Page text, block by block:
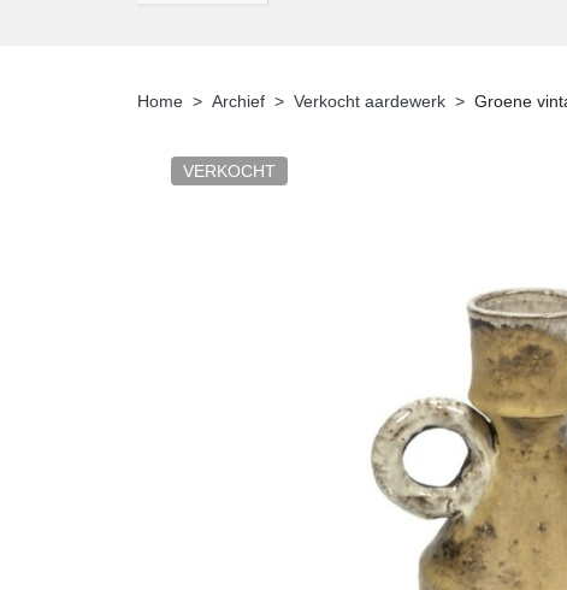
Home Archief Verkocht aardewerk Groene
VERKOCHT